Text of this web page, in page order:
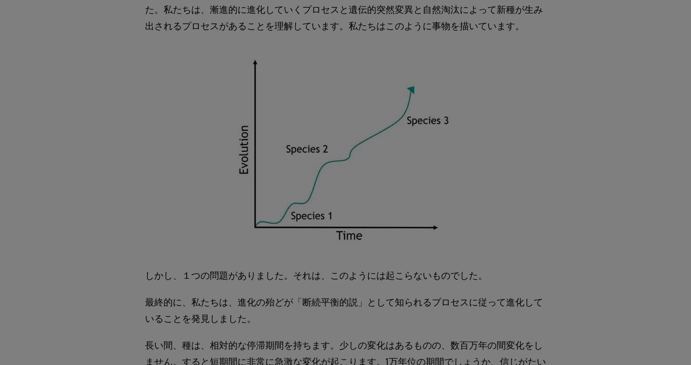
た。私たちは、漸進的に進化していくプロセスと遺伝的突然変異と自然淘汰によって新種が生み
出されるプロセスがあることを理解しています。私たちはこのように事物を描いています。
しかし、１つの問題がありました。それは、このようには起こらないものでした。
最終的に、私たちは、進化の殆どが「断続平衡的説」として知られるプロセスに従って進化して
いることを発見しました。
長い間、種は、相対的な停滞期間を持ちます。少しの変化はあるものの、数百万年の間変化をし
ません。すると短期間に非常に急激な変化が起こります。1万年位の期間でしょうか、信じがたい